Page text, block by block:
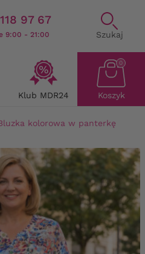
97 67
9:00 - 21:00 Szukaj
Klub MDR24 Koszyk
0
kolorowa w panterkę